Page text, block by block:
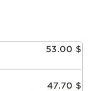
53.00 $
47.70 $